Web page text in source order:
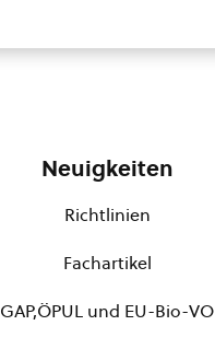
Neuigkeiten
Richtlinien
Fachartikel
GAP,ÖPUL und EU-Bio-VO